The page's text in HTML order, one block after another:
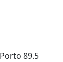
Porto 89.5